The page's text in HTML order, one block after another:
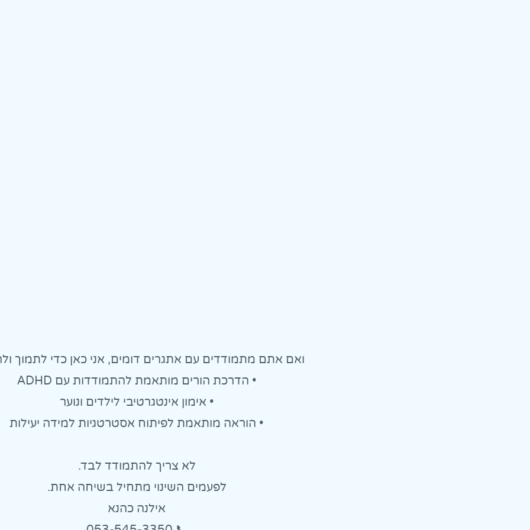
ואם אתם מתמודדים עם אתגרים דומים, אני כאן כדי לתמוך
• הדרכת הורים מותאמת להתמודדות עם ADHD
• אימון אינטגרטיבי לילדים ונוער
• הוראה מותאמת לפיתוח אסטרטגיות למידה יעילות
לא צריך להתמודד לבד.
לפעמים השינוי מתחיל בשיחה אחת.
אילנה כהנא